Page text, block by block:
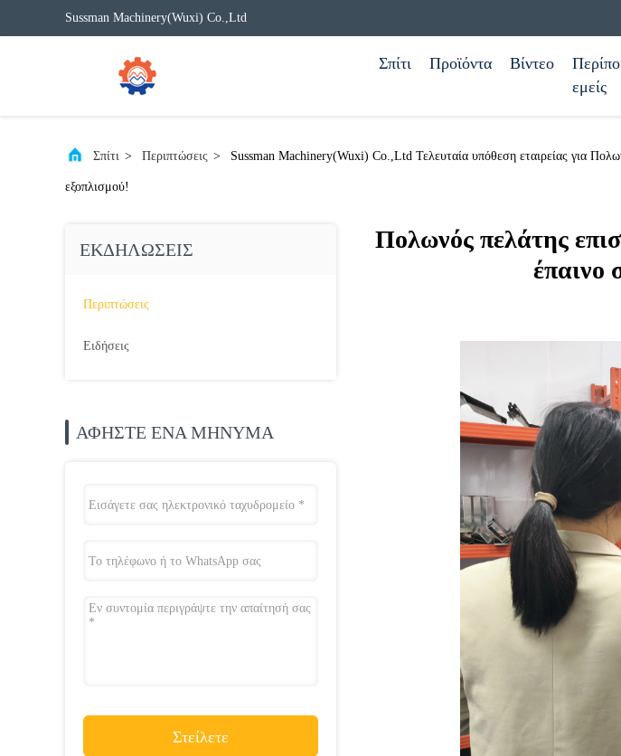
Sussman Machinery(Wuxi) Co.,Ltd
Σπίτι Προϊόντα Βίντεο
εμείς
Σπίτι > Περιπτώσεις > Sussman Machinery(Wuxi) Co.,Ltd Τελευταία υπόθεση εταιρείας για
εξοπλισμού!
ΕΚΔΗΛΏΣΕΙΣ
Περιπτώσεις
Ειδήσεις
ΑΦΗΣΤΕ ΈΝΑ ΜΗΝΥΜΑ
Στείλετε
Πολωνός πελάτης
έπαινο